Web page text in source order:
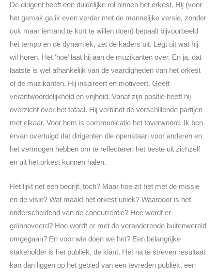
De dirigent heeft een duidelijke rol binnen het orkest. Hij (voor
het gemak ga ik even verder met de mannelijke versie, zonder
ook maar iemand te kort te willen doen) bepaalt bijvoorbeeld
het tempo en de dynamiek, zet de kaders uit. Legt uit wat hij
wil horen. Het ‘hoe’ laat hij aan de muzikanten over. En ja, dat
laatste is wel afhankelijk van de vaardigheden van het orkest
of de muzikanten. Hij inspireert en motiveert. Geeft
verantwoordelijkheid en vrijheid. Vanaf zijn positie heeft hij
overzicht over het totaal. Hij verbindt de verschillende partijen
met elkaar. Voor hem is communicatie het toverwoord. Ik ben
ervan overtuigd dat dirigenten die openstaan voor anderen en
het vermogen hebben om te reflecteren het beste uit zichzelf
en uit het orkest kunnen halen.
Het lijkt net een bedrijf, toch? Maar hoe zit het met de missie
en de visie? Wat maakt het orkest uniek? Waardoor is het
onderscheidend van de concurrentie? Hoe wordt er
geïnnoveerd? Hoe wordt er met de veranderende buitenwereld
omgegaan? En voor wie doen we het? Een belangrijke
stakeholder is het publiek, de klant. Het na te streven resultaat
kan dan liggen op het gebied van een tevreden publiek, een